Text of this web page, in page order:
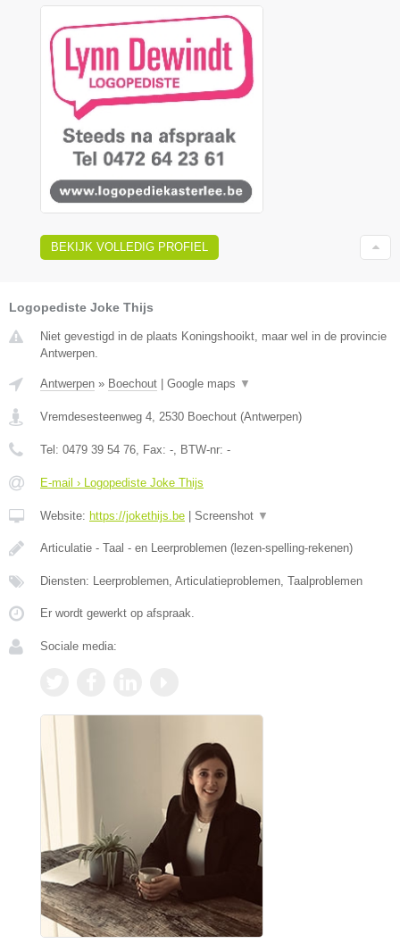
BEKIJK VOLLEDIG PROFIEL
Logopediste Joke Thijs
Niet gevestigd in de plaats Koningshooikt, maar wel in de provincie
Antwerpen.
Antwerpen » Boechout Google maps ▼
Vremdesesteenweg 4 2530 Boechout (Antwerpen)
Tel: 0479 39 54 76 , Fax: - , BTW-nr: -
E-mail › Logopediste Joke Thijs
Website: https://jokethijs.be Screenshot ▼
Articulatie - Taal - en Leerproblemen (lezen-spelling-rekenen)
Diensten: Leerproblemen, Articulatieproblemen, Taalproblemen
Er wordt gewerkt op afspraak.
Sociale media: